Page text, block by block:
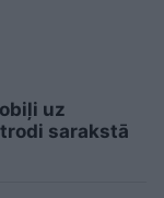
uz
sarakstā